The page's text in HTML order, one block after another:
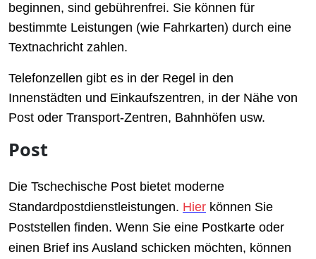
beginnen, sind gebührenfrei. Sie können für
bestimmte Leistungen (wie Fahrkarten) durch eine
Textnachricht zahlen.
Telefonzellen gibt es in der Regel in den
Innenstädten und Einkaufszentren, in der Nähe von
Post oder Transport-Zentren, Bahnhöfen usw.
Post
Die Tschechische Post bietet moderne
Standardpostdienstleistungen. Hier können Sie
Poststellen finden. Wenn Sie eine Postkarte oder
einen Brief ins Ausland schicken möchten, können